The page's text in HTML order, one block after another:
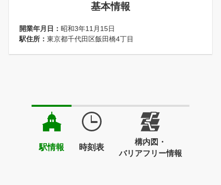
基本情報
開業年月日： 昭和3年11月15日
駅住所： 東京都千代田区飯田橋4丁目
駅情報 時刻表
構内図・
バリアフリー情報